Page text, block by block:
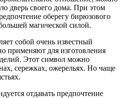
дверь своего дома. При этом
оберегу бирюзового
магической силой.
собой очень известный
применяют для изготовления
Этот символ можно
сережках, ожерельях. Но чаще
отдавать предпочтение